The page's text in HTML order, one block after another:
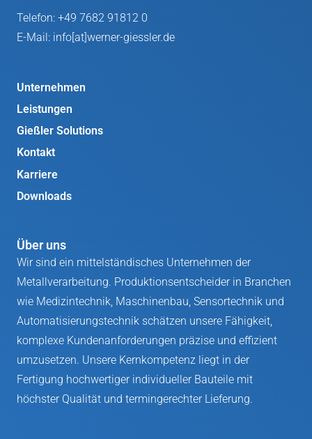
Telefon: +49 7682 91812 0
E-Mail: info[at]werner-giessler.de
Unternehmen
Leistungen
Gießler Solutions
Kontakt
Karriere
Downloads
Über uns
Wir sind ein mittelständisches Unternehmen der
Metallverarbeitung. Produktionsentscheider in Branchen
wie Medizintechnik, Maschinenbau, Sensortechnik und
Automatisierungstechnik schätzen unsere Fähigkeit,
komplexe Kundenanforderungen präzise und effizient
umzusetzen. Unsere Kernkompetenz liegt in der
Fertigung hochwertiger individueller Bauteile mit
höchster Qualität und termingerechter Lieferung.